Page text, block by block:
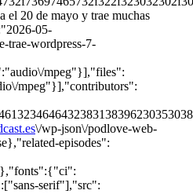
20 de mayo y trae muchas
05-
trae-wordpress-7-
mpeg"}],"files":
mpeg"}],"contributors":
\/wp-json\/podlove-web-
episodes":
serif"],"src":